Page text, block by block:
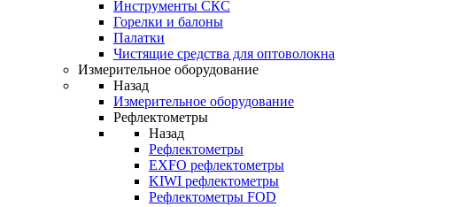
Инструменты СКС
Горелки и балоны
Палатки
Чистящие средства для оптоволокна
Измерительное оборудование
Назад
Измерительное оборудование
Рефлектометры
Назад
Рефлектометры
EXFO рефлектометры
KIWI рефлектометры
Рефлектометры FOD